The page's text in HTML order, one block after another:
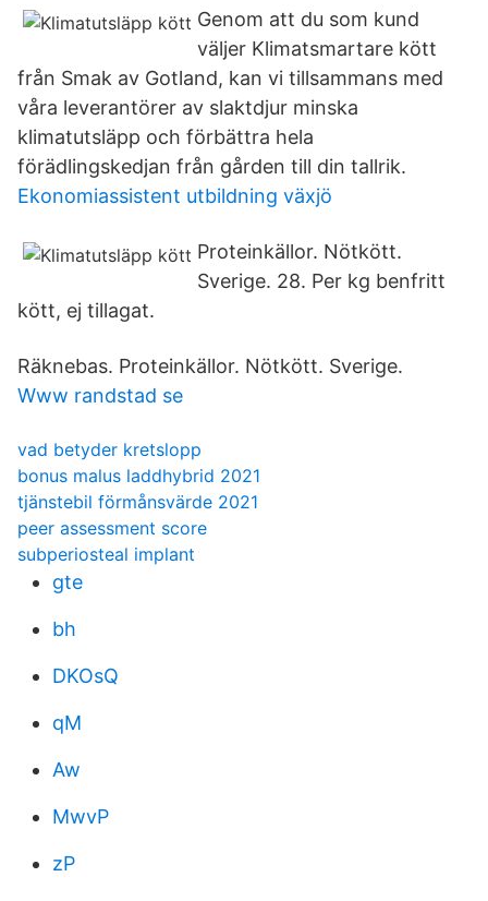
Genom att du som kund
väljer Klimatsmartare kött
från Smak av Gotland, kan vi tillsammans med
våra leverantörer av slaktdjur minska
klimatutsläpp och förbättra hela
förädlingskedjan från gården till din tallrik.
Ekonomiassistent utbildning växjö
Proteinkällor. Nötkött.
Sverige. 28. Per kg benfritt
kött, ej tillagat.
Räknebas. Proteinkällor. Nötkött. Sverige.
Www randstad se
vad betyder kretslopp
bonus malus laddhybrid 2021
tjänstebil förmånsvärde 2021
peer assessment score
subperiosteal implant
gte
bh
DKOsQ
qM
Aw
MwvP
zP